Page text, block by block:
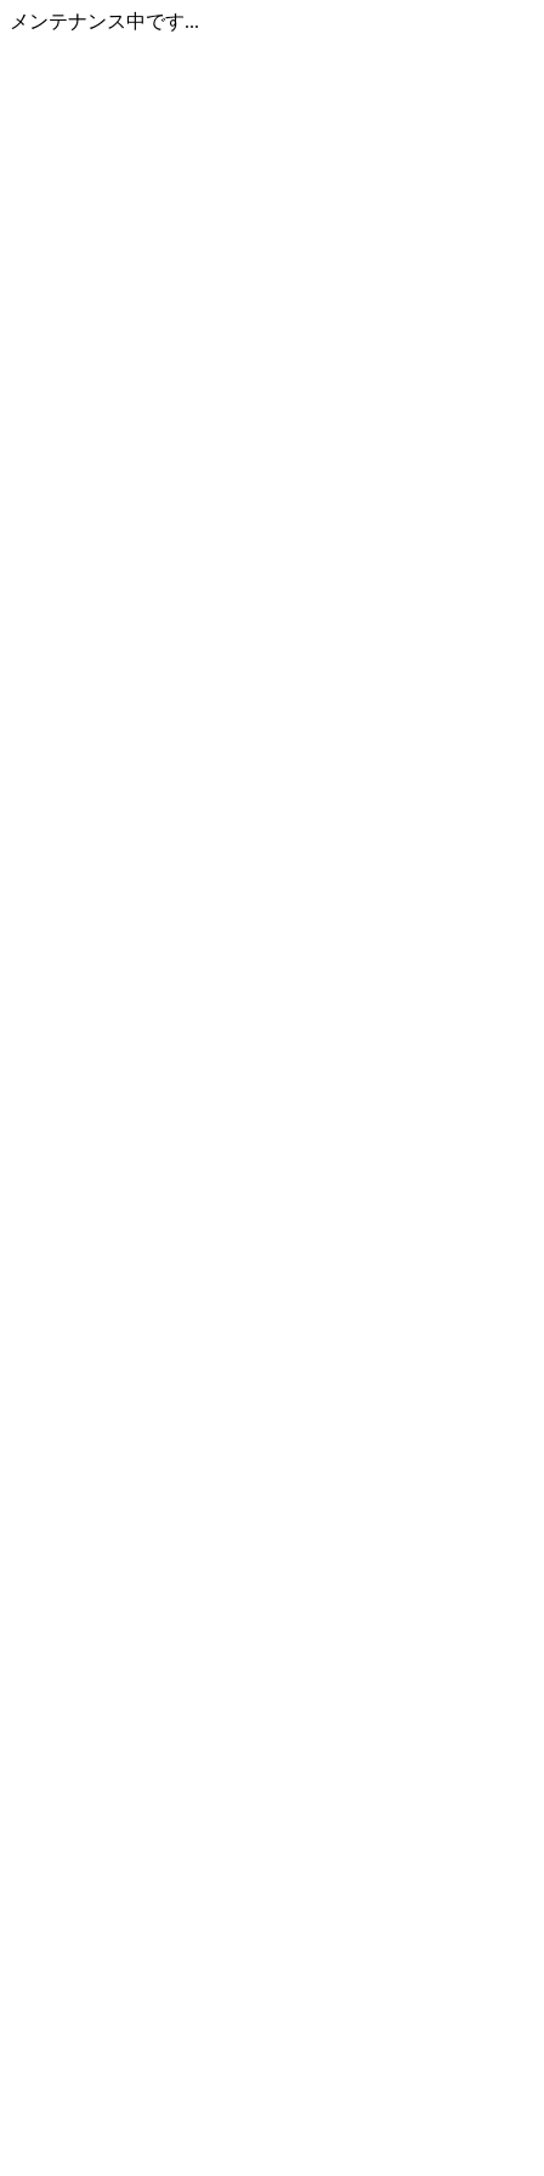
メンテナンス中です...